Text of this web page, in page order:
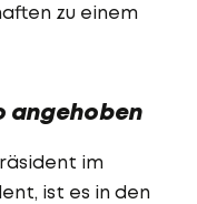
zu einem
angehoben
im
ist es in den